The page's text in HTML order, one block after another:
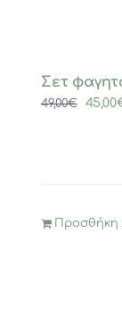
Σετ
49,00€ 45,00
Προσθήκη